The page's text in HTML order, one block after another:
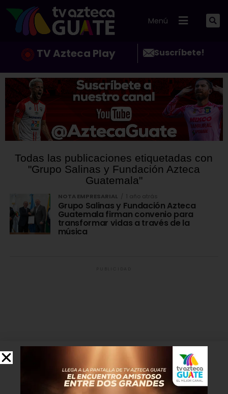
Menú
TV Azteca Play Suscríbete!
Todas las publicaciones etiquetadas con
"Grupo Salinas y Fundación Azteca
Guatemala"
NOTA EMPRESARIAL 1 año atrás
Grupo Salinas y Fundación Azteca
Guatemala firman convenio para
transformar vidas a través de la
música